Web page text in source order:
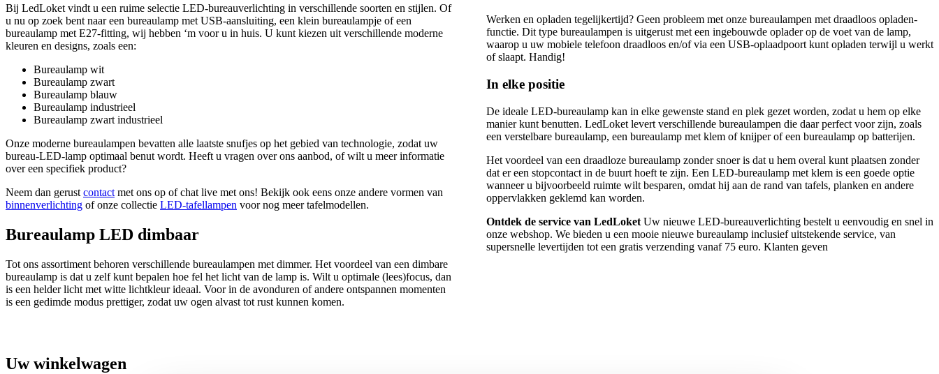
Bij LedLoket vindt u een ruime selectie LED-bureauverlichting in verschillende soorten en stijlen. Of
u nu op zoek bent naar een bureaulamp met USB-aansluiting, een klein bureaulampje of een
bureaulamp met E27-fitting, wij hebben ‘m voor u in huis. U kunt kiezen uit verschillende moderne
kleuren en designs, zoals een:
Bureaulamp wit
Bureaulamp zwart
Bureaulamp blauw
Bureaulamp industrieel
Bureaulamp zwart industrieel
Onze moderne bureaulampen bevatten alle laatste snufjes op het gebied van technologie, zodat uw
bureau-LED-lamp optimaal benut wordt. Heeft u vragen over ons aanbod, of wilt u meer informatie
over een specifiek product?
Neem dan gerust contact met ons op of chat live met ons! Bekijk ook eens onze andere vormen van
binnenverlichting of onze collectie LED-tafellampen voor nog meer tafelmodellen.
Bureaulamp LED dimbaar
Tot ons assortiment behoren verschillende bureaulampen met dimmer. Het voordeel van een dimbare
bureaulamp is dat u zelf kunt bepalen hoe fel het licht van de lamp is. Wilt u optimale (lees)focus, dan
is een helder licht met witte lichtkleur ideaal. Voor in de avonduren of andere ontspannen momenten
is een gedimde modus prettiger, zodat uw ogen alvast tot rust kunnen komen.
Werken en opladen tegelijkertijd? Geen probleem met onze bureaulampen met draadloos opladen-
functie. Dit type bureaulampen is uitgerust met een ingebouwde oplader op de voet van de lamp,
waarop u uw mobiele telefoon draadloos en/of via een USB-oplaadpoort kunt opladen terwijl u werkt
of slaapt. Handig!
In elke positie
De ideale LED-bureaulamp kan in elke gewenste stand en plek gezet worden, zodat u hem op elke
manier kunt benutten. LedLoket levert verschillende bureaulampen die daar perfect voor zijn, zoals
een verstelbare bureaulamp, een bureaulamp met klem of knijper of een bureaulamp op batterijen.
Het voordeel van een draadloze bureaulamp zonder snoer is dat u hem overal kunt plaatsen zonder
dat er een stopcontact in de buurt hoeft te zijn. Een LED-bureaulamp met klem is een goede optie
wanneer u bijvoorbeeld ruimte wilt besparen, omdat hij aan de rand van tafels, planken en andere
oppervlakken geklemd kan worden.
Ontdek de service van LedLoket Uw nieuwe LED-bureauverlichting bestelt u eenvoudig en snel in
onze webshop. We bieden u een mooie nieuwe bureaulamp inclusief uitstekende service, van
supersnelle levertijden tot een gratis verzending vanaf 75 euro. Klanten geven
Uw winkelwagen